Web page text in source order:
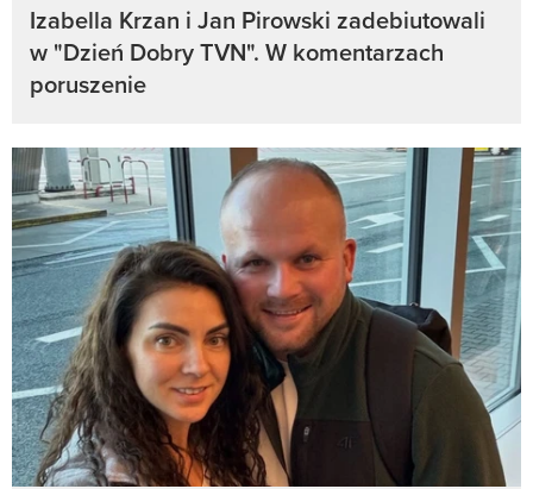
Izabella Krzan i Jan Pirowski zadebiutowali
w "Dzień Dobry TVN". W komentarzach
poruszenie